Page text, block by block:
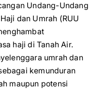
Undang-Undang
dan Umrah (RUU
haji di Tanah Air.
umrah dan
kemunduran
maupun potensi